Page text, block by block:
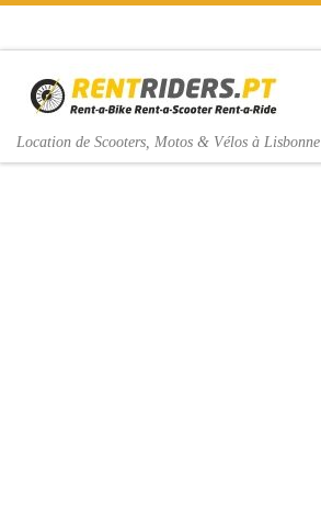
Location de Scooters, Motos & Vélos à Lisbonne